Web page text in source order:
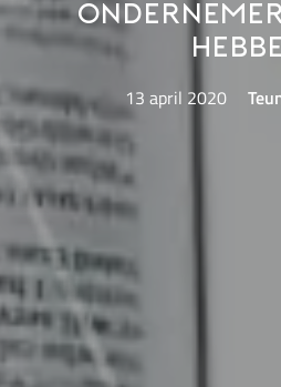
13 april 2020